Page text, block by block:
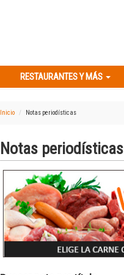
RESTAURANTES Y MÁS
Inicio Notas periodísticas
Notas periodísticas
Previous